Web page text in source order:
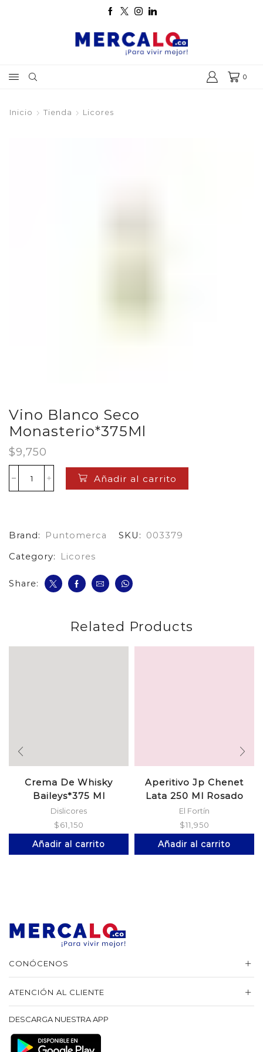
0
Inicio Tienda Licores
Vino Blanco Seco
Monasterio*375Ml
$9,750
Vino
Blanco
Añadir al carrito
Brand: Puntomerca SKU:
003379
Category:
Licores
Share:
Related Products
Crema De Whisky
Baileys*375 Ml
Dislicores
$61,150
Añadir al carrito
Aperitivo Jp Chenet
Lata 250 Ml Rosado
El Fortín
$11,950
Añadir al carrito
CONÓCENOS
ATENCIÓN AL CLIENTE
DESCARGA NUESTRA APP